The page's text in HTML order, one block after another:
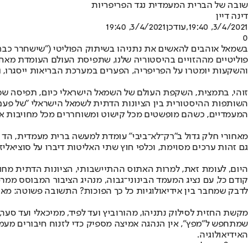
שובה של הברית המעמדית נגד הפריפריות
דינה דיין
3/4/2021, 19:40
,עודכן3/4/2021, 19:40
0
בשמאל אוהבים להאשים את נתניהו בשיתוק הפוליטי ("שישחרר
פוליטיים מההזויים בהיסטוריה שלנו, שתפיסת העולם העומדת
והשקעות יומטרו על הפריפריה, הפערים במערכת הבריאות
זוהי, בתמצית, השקפת העולם של השמאל הישראלי כיום, תפיסה
השותפות ההיסטורית בין הציונות הדתית לשמאל הישראלי "של
המעמדיים, כשהם מופשטים מכל קישוט ומשוחררים מכל מחויבות
מאחורי חלק גדול ב"רק־לא־ביבי" עומדת למעשה ברית מעמדית,
גם זהות ערכים מסוימת, וכלפי חוץ שתי האליטות דיברו על
היום, לעומת זאת, למרות האתוס ההתיישבותי, הציונות הדתית
קודם כל, עם נציג המעמד הבינוני־גבוה, מנהיג הציבור המבוסס
לדבק שמחבר בין אידיאולוגיות כל כך הפוכות? התשובה פשוטה:
מקשת החזית לסילוק נתניהו, מהורוביץ ועד לפיד, ממיכאלי ועד
שמתחפש ל"מפץ", אין הנהגה אמיצה מספיק כדי לזנוח חיבורים
האידיאולוגיה.